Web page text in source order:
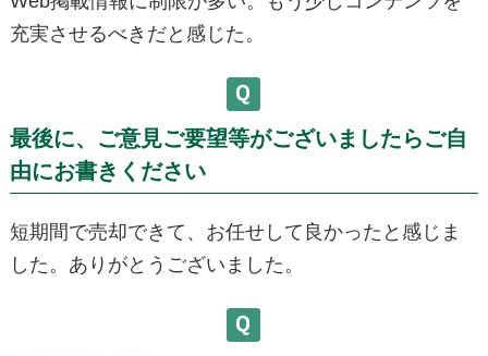
充実させるべきだと感じた。
最後に、ご意見ご要望等がございましたらご自
由にお書きください
短期間で売却できて、お任せして良かったと感じま
した。ありがとうございました。